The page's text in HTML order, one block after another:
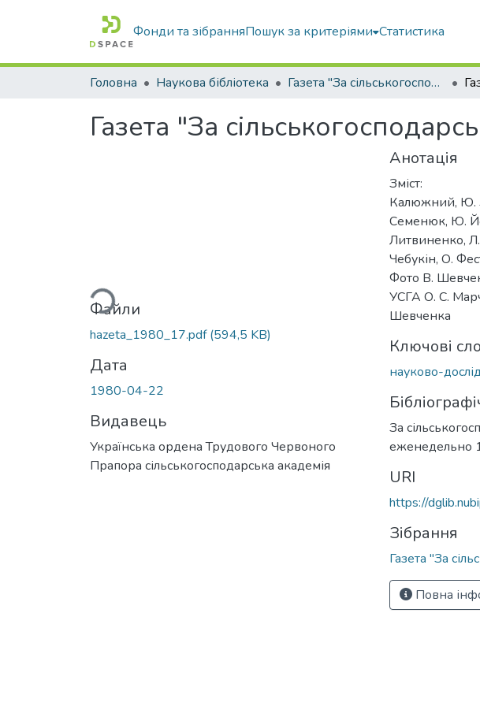
Фонди та зібранняПошук за критеріями Статистика
Головна Наукова бібліотека Газета "За сільськогосподарські кадри"
Газета "За
Вантажиться...
Файли
hazeta_1980_17.pdf(594,5 KB)
Дата
1980-04-22
Видавець
Українська ордена Трудового Червоного
Прапора сільськогосподарська академія
Анотація
Зміст:
Калюжний, Ю.
Семенюк, Ю.
Литвиненко,
Чебукін, О.
Фото В.
УСГА О. С.
Шевченка
Ключові
науково-
За
еженедельно
URI
https://
Зібрання
Газета "За
Повна